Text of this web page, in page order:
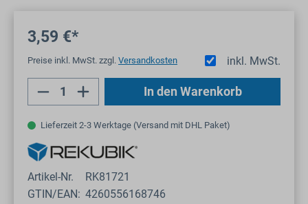
3,59 €*
inkl. MwSt.
Preise inkl. MwSt. zzgl. Versandkosten
Produkt Anzahl: Gib den gewünschten
In den Warenkorb
Lieferzeit 2-3 Werktage (Versand mit DHL Paket)
Artikel-Nr.
RK81721
GTIN/EAN: 4260556168746